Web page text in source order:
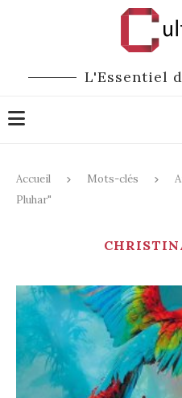
L'Essentiel
Accueil Mots-clés
Pluhar"